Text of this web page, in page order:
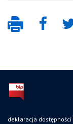
deklaracja dostępności